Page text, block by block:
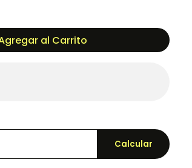
al Carrito
Calcular